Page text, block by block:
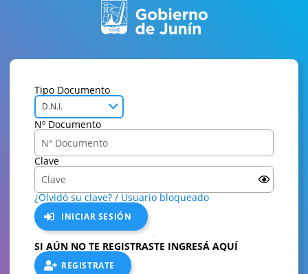
Tipo Documento
D.N.I.
Nº Documento
Clave
¿Olvidó su clave? / Usuario bloqueado
INICIAR SESIÓN
SI AÚN NO TE REGISTRASTE INGRESÁ AQUÍ
REGISTRATE